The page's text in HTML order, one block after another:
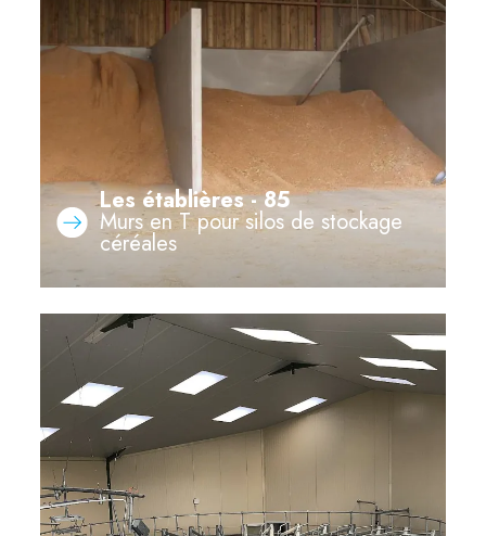
Les établières - 85
Murs en T pour silos de stockage
céréales